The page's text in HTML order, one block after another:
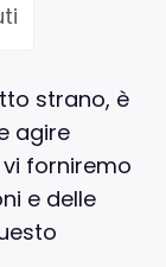
strano, è
agire
forniremo
e delle